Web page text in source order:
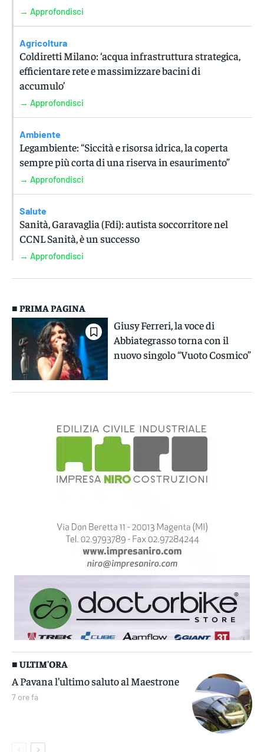
→ Approfondisci
Agricoltura
Coldiretti Milano: ‘acqua infrastruttura strategica,
efficientare rete e massimizzare bacini di
accumulo’
→ Approfondisci
Ambiente
Legambiente: “Siccità e risorsa idrica, la coperta
sempre più corta di una riserva in esaurimento”
→ Approfondisci
Salute
Sanità, Garavaglia (Fdi): autista soccorritore nel
CCNL Sanità, è un successo
→ Approfondisci
■ PRIMA PAGINA
Giusy Ferreri, la voce di
Abbiategrasso torna con il
nuovo singolo “Vuoto Cosmico”
■ ULTIM'ORA
A Pavana l’ultimo saluto al Maestrone
7 ore fa